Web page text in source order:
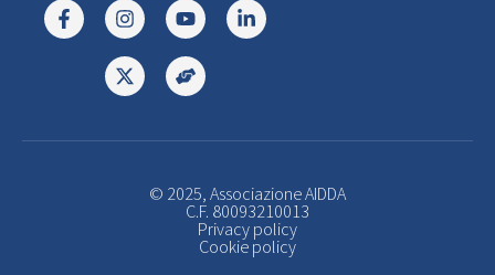
© 2025, Associazione AIDDA
C.F. 80093210013
Privacy policy
Cookie policy